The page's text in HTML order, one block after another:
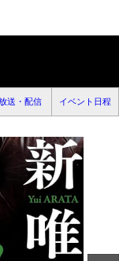
送・配信 イベント日程